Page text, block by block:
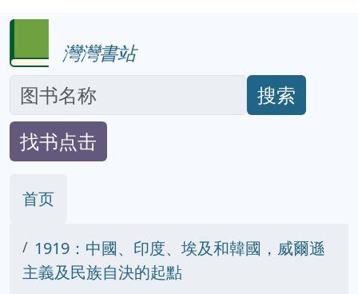
灣灣書站
搜索
找书点击
首页
1919：中國、印度、埃及和韓國，威爾遜
主義及民族自決的起點